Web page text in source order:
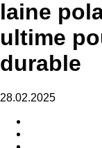
laine
ultime
durable
28.02.2025